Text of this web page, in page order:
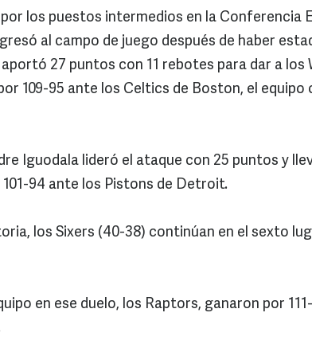
por los puestos intermedios en la Conferencia
al campo de juego después de haber
27 puntos con 11 rebotes para dar a los
109-95 ante los Celtics de Boston, el equipo
Iguodala lideró el ataque con 25 puntos y
94 ante los Pistons de Detroit.
los Sixers (40-38) continúan en el sexto
en ese duelo, los Raptors, ganaron por